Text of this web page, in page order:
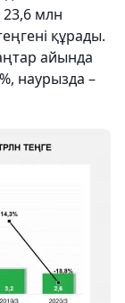
23,6 млн
құрады.
айында
наурызда –